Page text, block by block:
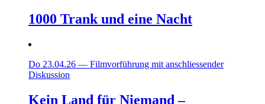
1000 Trank und eine Nacht
Do 23.04.26 — Filmvorführung mit anschliessender
Diskussion
Kein Land für Niemand –